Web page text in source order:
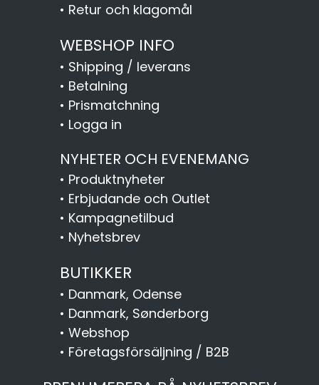
• Retur och klagomål
WEBSHOP INFO
• Shipping / leverans
• Betalning
• Prismatchning
• Logga in
NYHETER OCH EVENEMANG
• Produktnyheter
• Erbjudande och Outlet
• Kampagnetilbud
• Nyhetsbrev
BUTIKKER
• Danmark, Odense
• Danmark, Sønderborg
• Webshop
• Företagsförsäljning / B2B